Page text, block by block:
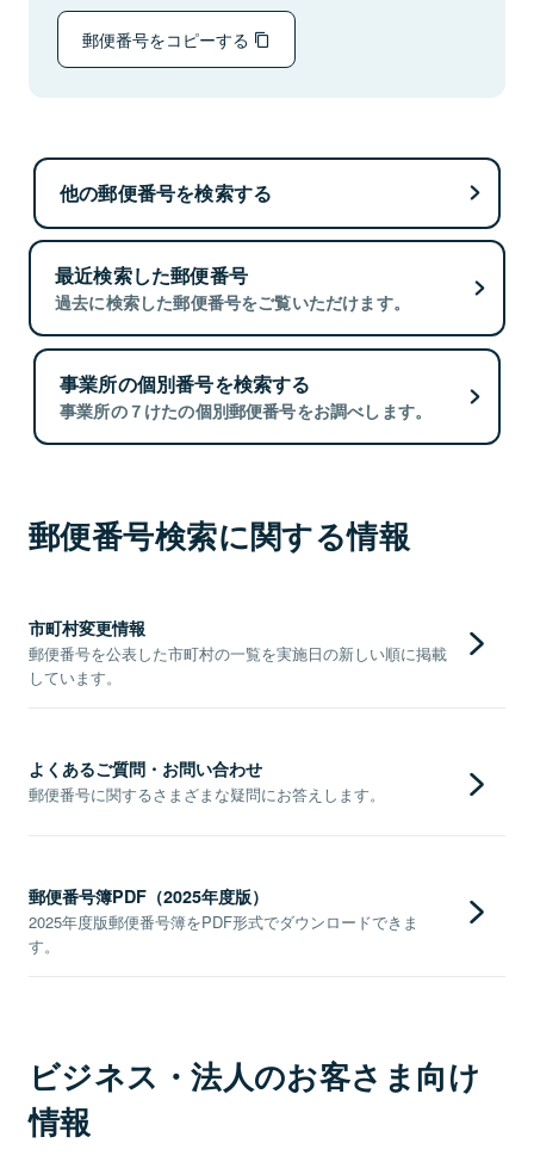
郵便番号をコピーする
他の郵便番号を検索する
最近検索した郵便番号
過去に検索した郵便番号をご覧いただけます。
事業所の個別番号を検索する
事業所の７けたの個別郵便番号をお調べします。
郵便番号検索に関する情報
市町村変更情報
郵便番号を公表した市町村の一覧を実施日の新しい順に掲載
しています。
よくあるご質問・お問い合わせ
郵便番号に関するさまざまな疑問にお答えします。
郵便番号簿PDF（2025年度版）
2025年度版郵便番号簿をPDF形式でダウンロードできま
す。
ビジネス・法人のお客さま向け
情報